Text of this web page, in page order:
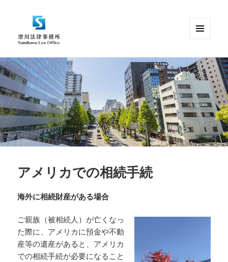
澄川法律事務所｜川崎駅ちかくの弁護
士｜英語対応可能
ィジェ
ット
アメリカでの相続手続
海外に相続財産がある場合
ご親族（被相続人）が亡くなっ
た際に、アメリカに預金や不動
産等の遺産があると、アメリカ
での相続手続が必要になること